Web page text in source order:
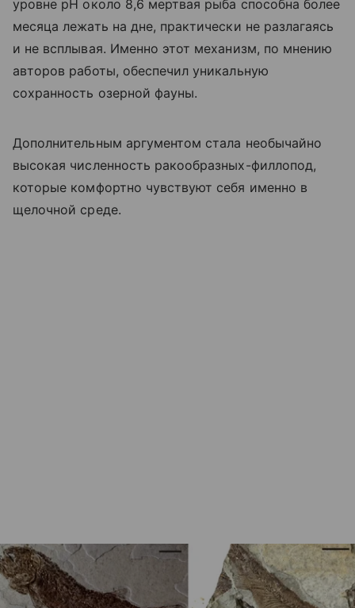
уровне pH около 8,6 мертвая рыба способна более
месяца лежать на дне, практически не разлагаясь
и не всплывая. Именно этот механизм, по мнению
авторов работы, обеспечил уникальную
сохранность озерной фауны.
Дополнительным аргументом стала необычайно
высокая численность ракообразных-филлопод,
которые комфортно чувствуют себя именно в
щелочной среде.